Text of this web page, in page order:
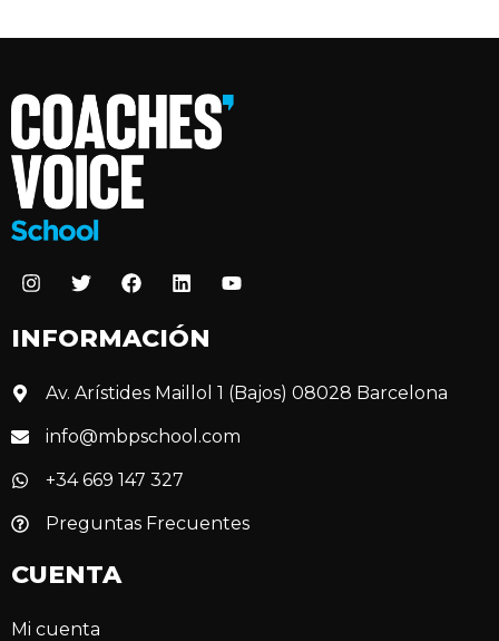
INFORMACIÓN
Av. Arístides Maillol 1 (Bajos) 08028 Barcelona
info@mbpschool.com
+34 669 147 327
Preguntas Frecuentes
CUENTA
Mi cuenta